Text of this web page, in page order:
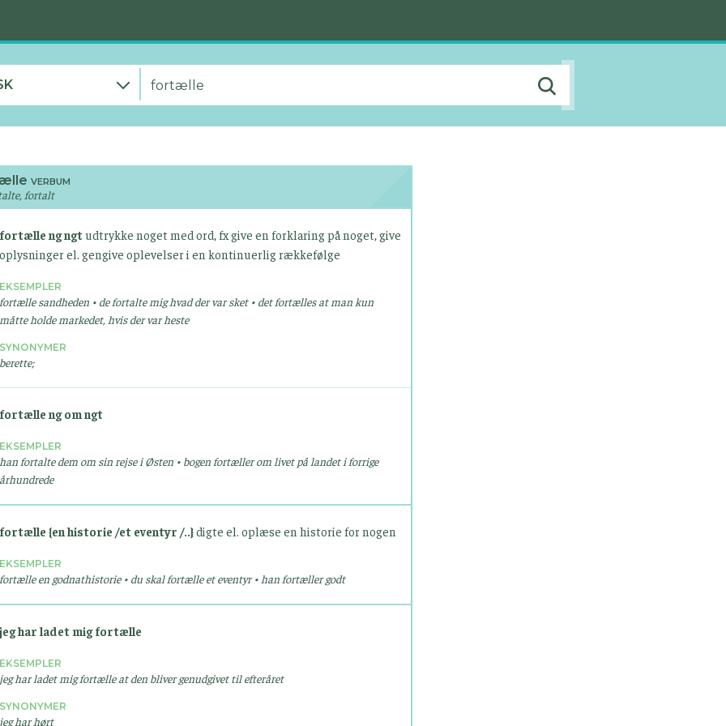
VERBUM
fortalt
fortælle ng ngtudtrykke noget med ord, fx give en forklaring på noget, give
oplysninger el. gengive oplevelser i en kontinuerlig rækkefølge
EKSEMPLER
fortælle sandheden • de fortalte mig hvad der var sket • det fortælles at man kun
måtte holde markedet, hvis der var heste
SYNONYMER
berette;
fortælle ng om ngt
EKSEMPLER
han fortalte dem om sin rejse i Østen • bogen fortæller om livet på landet i forrige
århundrede
fortælle {en historie /et eventyr /..}digte el. oplæse en historie for nogen
EKSEMPLER
fortælle en godnathistorie • du skal fortælle et eventyr • han fortæller godt
jeg har ladet mig fortælle
EKSEMPLER
jeg har ladet mig fortælle at den bliver genudgivet til efteråret
SYNONYMER
jeg har hørt